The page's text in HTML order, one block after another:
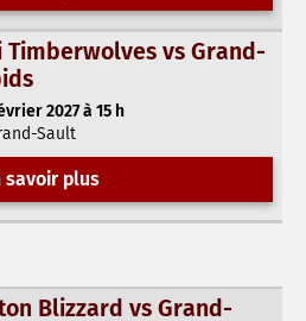
Timberwolves vs Grand-
2027 à 15 h
Sault
savoir plus
Blizzard vs Grand-